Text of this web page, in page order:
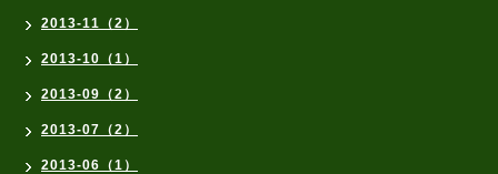
2013-11（2）
2013-10（1）
2013-09（2）
2013-07（2）
2013-06（1）